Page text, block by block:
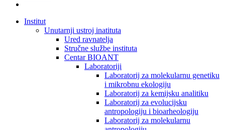
Institut
Unutarnji ustroj inatituta
Ured ravnatelja
Stručne službe instituta
Centar BIOANT
Laboratoriji
Laboratorij za molekularnu genetiku
i mikrobnu ekologiju
Laboratorij za kemijsku analitiku
Laboratorij za evolucijsku
antropologiju i bioarheologiju
Laboratorij za molekularnu